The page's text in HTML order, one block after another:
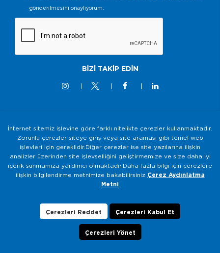
gönderilmesini onaylıyorum.
BİZİ TAKİP EDİN
© 2M KABLO 2025 - Tüm Hakkı Saklıdır
Bilgi Toplumu Hizmetleri
Gizlilik ve Güvenlik Politikası
KVKK Aydınlatma Metni
Veri Sahibi Başvuru Formu
İnternet sitemiz işlevine göre farklı nitelikte çerezler kullanmaktadır.
Zorunlu çerezler siteye giriş veya site araması gibi temel web
işlevleri için gereklidir.Diğer çerezler ise site yazılarına ilişkin
analizler üzerinden site işlevselliğini geliştirmemize ve size daha iyi
içerik sunmamıza yardımcı olmaktadır.Daha fazla bilgi için çerezlere
ilişkin bilgilendirme metnimize bakabilirsiniz Çerez Aydınlatma
Metni
Çerezleri Reddet Çerezleri Kabul Et
Çerezleri Yönet